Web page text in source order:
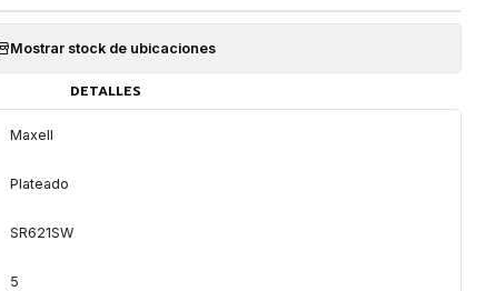
Mostrar stock de ubicaciones
DETALLES
Maxell
Plateado
SR621SW
5